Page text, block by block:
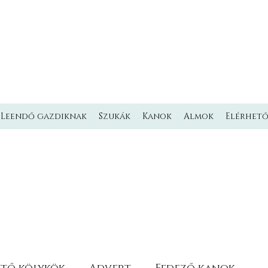
Leendő gazdiknak Szukák Kanok Almok Elérhető